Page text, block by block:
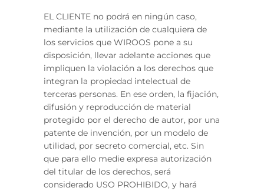
EL CLIENTE no podrá en ningún caso,
mediante la utilización de cualquiera de
los servicios que WIROOS pone a su
disposición, llevar adelante acciones que
impliquen la violación a los derechos que
integran la propiedad intelectual de
terceras personas. En ese orden, la fijación,
difusión y reproducción de material
protegido por el derecho de autor, por una
patente de invención, por un modelo de
utilidad, por secreto comercial, etc. Sin
que para ello medie expresa autorización
del titular de los derechos, será
considerado USO PROHIBIDO, y hará